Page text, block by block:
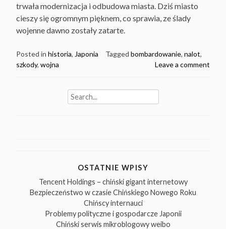
trwała modernizacja i odbudowa miasta. Dziś miasto
cieszy się ogromnym pięknem, co sprawia, ze ślady
wojenne dawno zostały zatarte.
Posted in historia, Japonia Tagged bombardowanie, nalot,
szkody, wojna Leave a comment
Search
for:
OSTATNIE WPISY
Tencent Holdings – chiński gigant internetowy
Bezpieczeństwo w czasie Chińskiego Nowego Roku
Chińscy internauci
Problemy polityczne i gospodarcze Japonii
Chiński serwis mikroblogowy weibo